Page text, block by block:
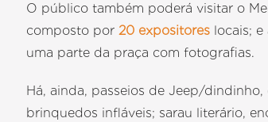
O público também poderá visitar o
composto por20 expositores locais;
uma parte da praça com fotografias.
Há, ainda, passeios de Jeep/
brinquedos infláveis; sarau literário,